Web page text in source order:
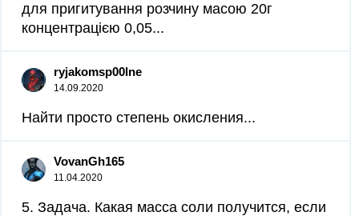
для пригитування розчину масою 20г
концентрацією 0,05...
ryjakomsp00lne
14.09.2020
Найти просто степень окисления...
VovanGh165
11.04.2020
5. Задача. Какая масса соли получится, если